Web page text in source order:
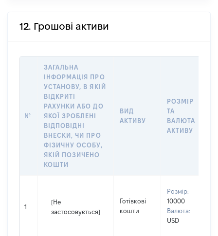
12. Грошові активи
№
ЗАГАЛЬНА
ІНФОРМАЦІЯ ПРО
УСТАНОВУ, В ЯКІЙ
ВІДКРИТІ
РАХУНКИ АБО ДО
ЯКОЇ ЗРОБЛЕНІ
ВІДПОВІДНІ
ВНЕСКИ, ЧИ ПРО
ФІЗИЧНУ ОСОБУ,
ЯКІЙ ПОЗИЧЕНО
КОШТИ
ВИД
АКТИВУ
РОЗМІР
ТА
ВАЛЮТА
АКТИВУ
1
[Не
застосовується]
Готівкові
кошти
Розмір:
10000
Валюта:
USD